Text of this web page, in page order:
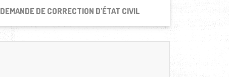
DEMANDE DE CORRECTION D'ÉTAT CIVIL